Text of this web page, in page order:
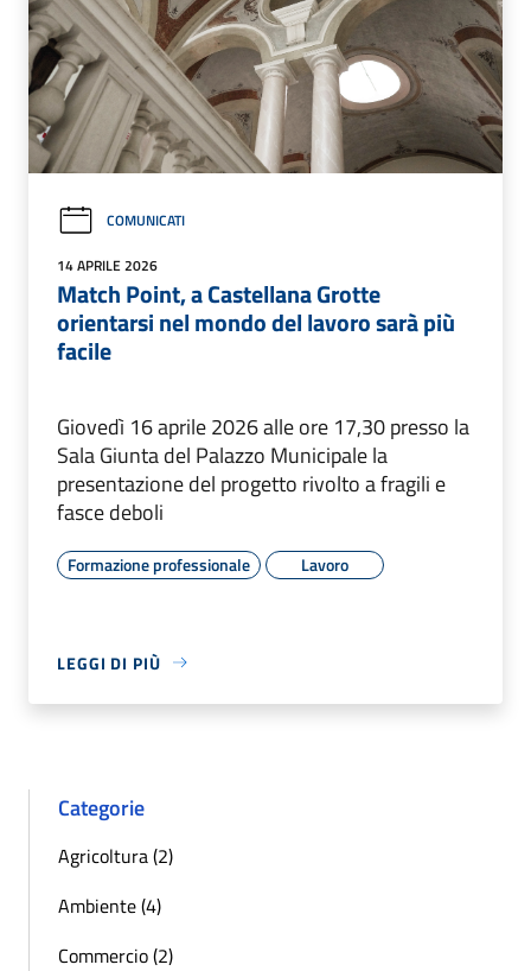
COMUNICATI
14 APRILE 2026
Match Point, a Castellana Grotte
orientarsi nel mondo del lavoro sarà più
facile
Giovedì 16 aprile 2026 alle ore 17,30 presso la
Sala Giunta del Palazzo Municipale la
presentazione del progetto rivolto a fragili e
fasce deboli
Formazione professionale Lavoro
LEGGI DI PIÙ
Categorie
Agricoltura (2)
Ambiente (4)
Commercio (2)